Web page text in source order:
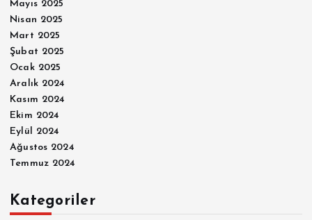
Mayıs 2025
Nisan 2025
Mart 2025
Şubat 2025
Ocak 2025
Aralık 2024
Kasım 2024
Ekim 2024
Eylül 2024
Ağustos 2024
Temmuz 2024
Kategoriler